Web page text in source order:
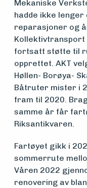
Aktuelt
Mekaniske
hadde ikke
reparasjoner og
Kollektivtransport
fortsatt støtte til
opprettet. AKT
Høllen- Borøya-
Båtruter mister i
fram til 2020.
samme år får
Riksantikvaren.
Fartøyet gikk i
sommerrute
Våren 2022
renovering av